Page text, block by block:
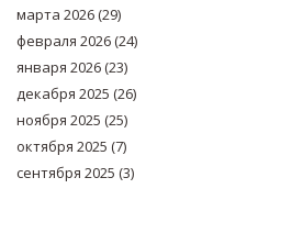
марта 2026(29)
февраля 2026(24)
января 2026(23)
декабря 2025 (26)
ноября 2025 (25)
октября 2025 (7)
сентября 2025 (3)